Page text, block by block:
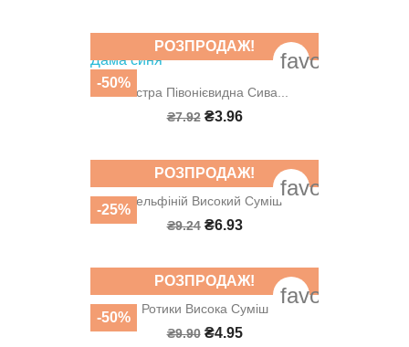
Айстра Півонієвидна Сива...
₴7.92 ₴3.96
РОЗПРОДАЖ!
-50%
Дельфіній Високий Суміш
₴9.24 ₴6.93
РОЗПРОДАЖ!
-25%
Ротики Висока Суміш
₴9.90 ₴4.95
РОЗПРОДАЖ!
-50%